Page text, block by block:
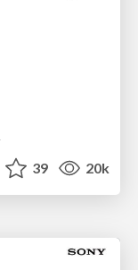
39 20k